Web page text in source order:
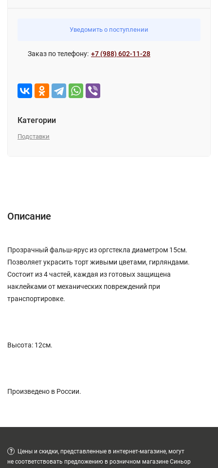
Уведомить о поступлении
Заказ по телефону: +7 (988) 602-11-28
Категории
Подставки
Описание
Прозрачный фальш-ярус из оргстекла диаметром 15см.
Позволяет украсить торт живыми цветами, гирляндами.
Состоит из 4 частей, каждая из готовых защищена
наклейками от механических повреждений при
транспортировке.
Высота: 12см.
Произведено в России.
?
Цены и скидки, представленные в интернет-магазине, могут
не соответствовать предложению в розничном магазине Синьор